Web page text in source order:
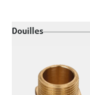
Douilles